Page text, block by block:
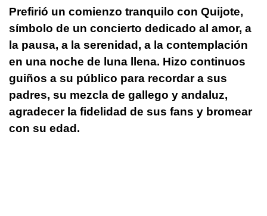
Prefirió un comienzo tranquilo con Quijote,
símbolo de un concierto dedicado al amor, a
la pausa, a la serenidad, a la contemplación
en una noche de luna llena. Hizo continuos
guiños a su público para recordar a sus
padres, su mezcla de gallego y andaluz,
agradecer la fidelidad de sus fans y bromear
con su edad.